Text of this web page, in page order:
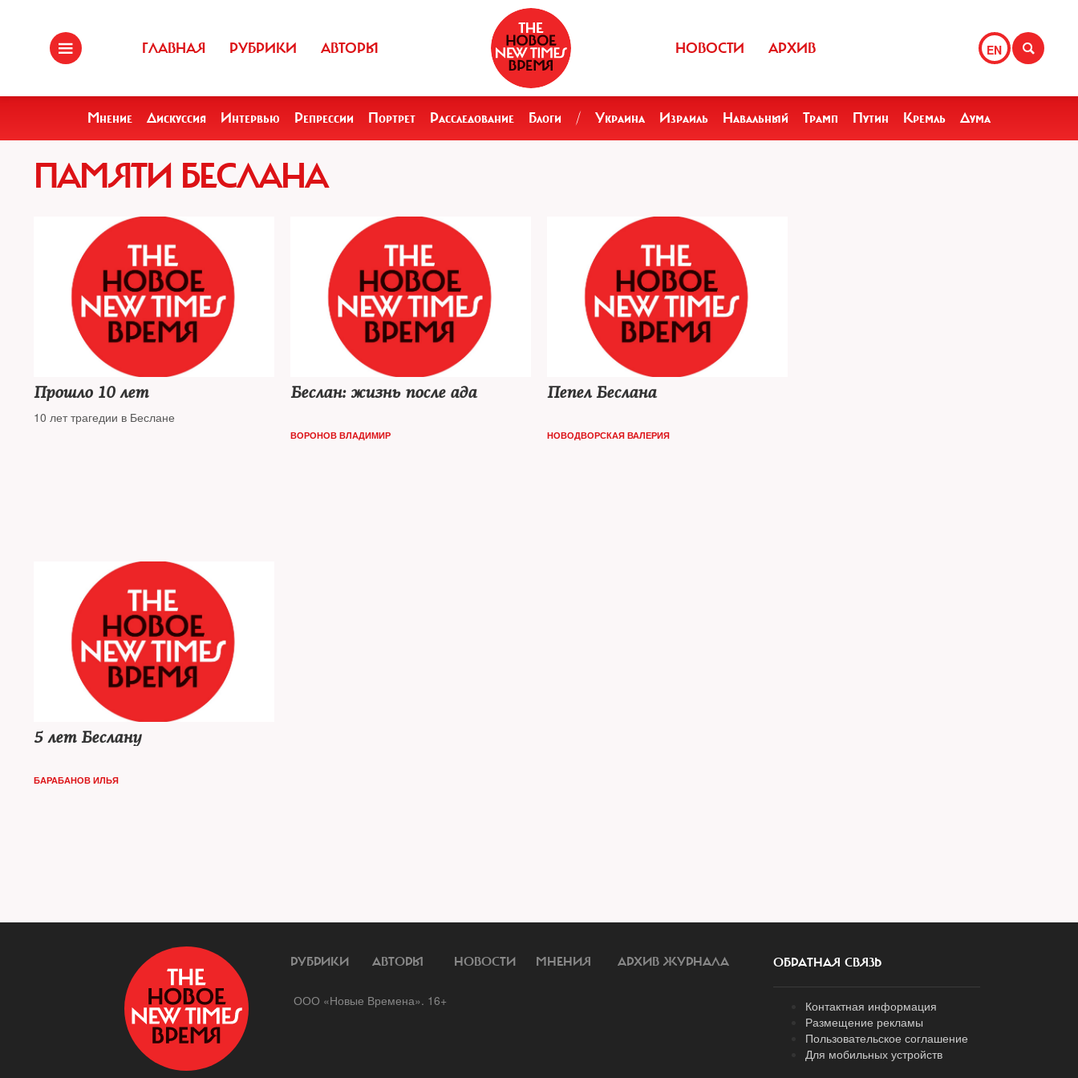
ГЛАВНАЯ РУБРИКИ АВТОРЫ EN
НОВОСТИ АРХИВ
Мнение Дискуссия Интервью Репрессии Портрет Расследование Блоги / Украина Израиль Навальный Трамп Путин Кремль Дума
ПАМЯТИ БЕСЛАНА
Прошло 10 лет
10 лет трагедии в Беслане
Беслан: жизнь после ада
ВОРОНОВ ВЛАДИМИР
Пепел Беслана
НОВОДВОРСКАЯ ВАЛЕРИЯ
5 лет Беслану
БАРАБАНОВ ИЛЬЯ
РУБРИКИ АВТОРЫ НОВОСТИ МНЕНИЯ АРХИВ ЖУРНАЛА
ООО «Новые Времена». 16+
ОБРАТНАЯ СВЯЗЬ
Контактная информация
Размещение рекламы
Пользовательское соглашение
Для мобильных устройств